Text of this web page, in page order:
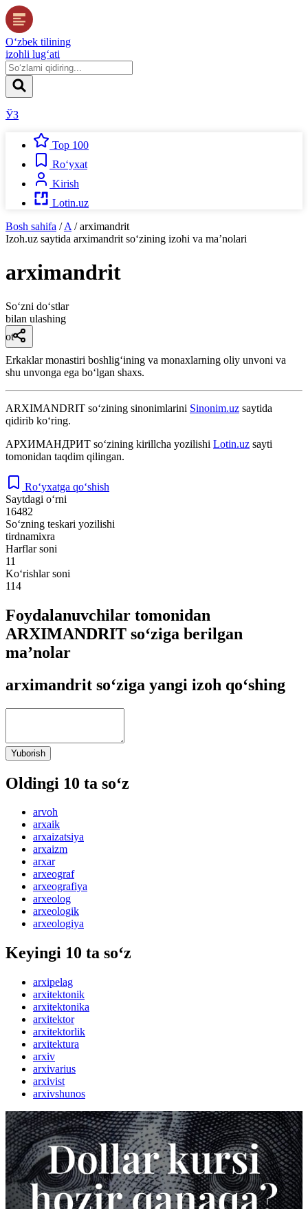
O‘zbek tilining
izohli lug‘ati
ЎЗ
Top 100
Ro‘yxat
Kirish
Lotin.uz
Bosh sahifa / A / arximandrit
Izoh.uz saytida arximandrit so‘zining izohi va ma’nolari
arximandrit
So‘zni do‘stlar
bilan ulashing
ot
Erkaklar monastiri boshligʻining va monaxlarning oliy unvoni va
shu unvonga ega boʻlgan shaxs.
ARXIMANDRIT so‘zining sinonimlarini Sinonim.uz saytida
qidirib ko‘ring.
АРХИМАНДРИТ so‘zining kirillcha yozilishi Lotin.uz sayti
tomonidan taqdim qilingan.
Ro‘yxatga qo‘shish
Saytdagi o‘rni
16482
So‘zning teskari yozilishi
tirdnamixra
Harflar soni
11
Ko‘rishlar soni
114
Foydalanuvchilar tomonidan
ARXIMANDRIT so‘ziga berilgan
ma’nolar
arximandrit so‘ziga yangi izoh qo‘shing
Yuborish
Oldingi 10 ta so‘z
arvoh
arxaik
arxaizatsiya
arxaizm
arxar
arxeograf
arxeografiya
arxeolog
arxeologik
arxeologiya
Keyingi 10 ta so‘z
arxipelag
arxitektonik
arxitektonika
arxitektor
arxitektorlik
arxitektura
arxiv
arxivarius
arxivist
arxivshunos